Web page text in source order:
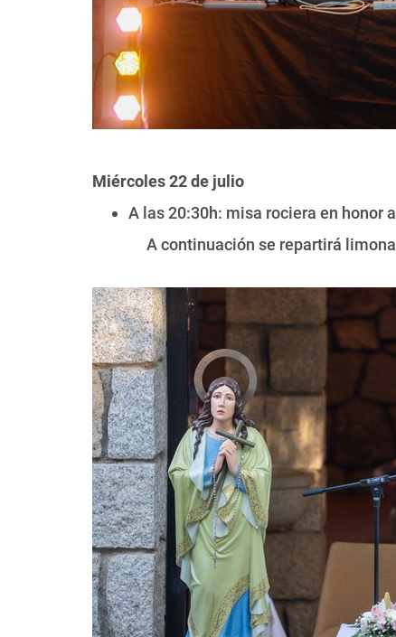
Miércoles 22 de julio
A las 20:30h: misa rociera en honor
A continuación se repartirá